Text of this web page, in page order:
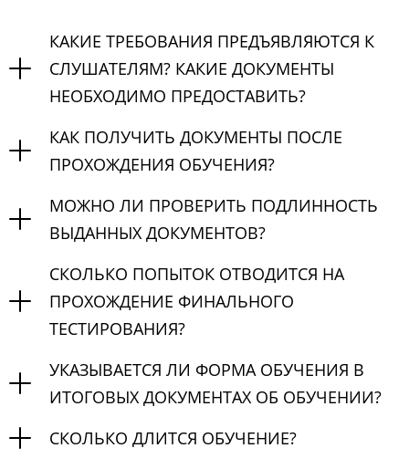
КАКИЕ ТРЕБОВАНИЯ ПРЕДЪЯВЛЯЮТСЯ К
СЛУШАТЕЛЯМ? КАКИЕ ДОКУМЕНТЫ
НЕОБХОДИМО ПРЕДОСТАВИТЬ?
КАК ПОЛУЧИТЬ ДОКУМЕНТЫ ПОСЛЕ
ПРОХОЖДЕНИЯ ОБУЧЕНИЯ?
МОЖНО ЛИ ПРОВЕРИТЬ ПОДЛИННОСТЬ
ВЫДАННЫХ ДОКУМЕНТОВ?
СКОЛЬКО ПОПЫТОК ОТВОДИТСЯ НА
ПРОХОЖДЕНИЕ ФИНАЛЬНОГО
ТЕСТИРОВАНИЯ?
УКАЗЫВАЕТСЯ ЛИ ФОРМА ОБУЧЕНИЯ В
ИТОГОВЫХ ДОКУМЕНТАХ ОБ ОБУЧЕНИИ?
СКОЛЬКО ДЛИТСЯ ОБУЧЕНИЕ?